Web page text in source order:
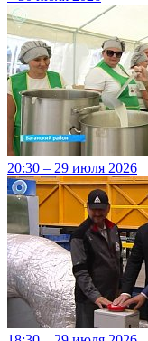
20:30 – 29 июля 2026